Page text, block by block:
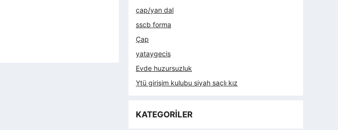
çap/yan dal
sscb forma
Çap
yataygecis
Evde huzursuzluk
Ytü girişim kulubu siyah saçlı kız
KATEGORİLER